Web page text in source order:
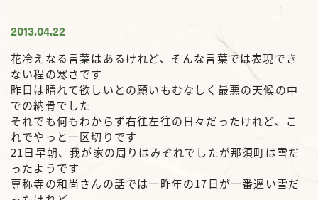
2013.04.22
花冷えなる言葉はあるけれど、そんな言葉では表現でき
ない程の寒さです
昨日は晴れて欲しいとの願いもむなしく最悪の天候の中
での納骨でした
それでも何もわからず右往左往の日々だったけれど、こ
れでやっと一区切りです
21日早朝、我が家の周りはみぞれでしたが那須町は雪だ
ったようです
専称寺の和尚さんの話では一昨年の17日が一番遅い雪だ